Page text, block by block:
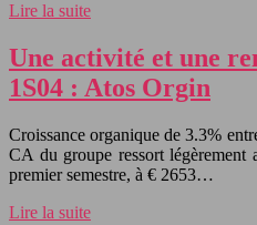
Lire la suite
Une activité et une
1S04 : Atos Orgin
Croissance organique de 3.3%
CA du groupe ressort légèrement
premier semestre, à € 2653…
Lire la suite